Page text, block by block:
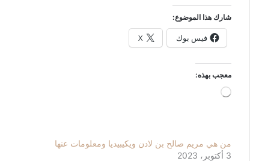
شارك هذا الموضوع:
فيس بوك X
معجب بهذه:
جاري
من هي مريم صالح بن لادن ويكيبيديا ومعلومات عنها
3 أكتوبر، 2023